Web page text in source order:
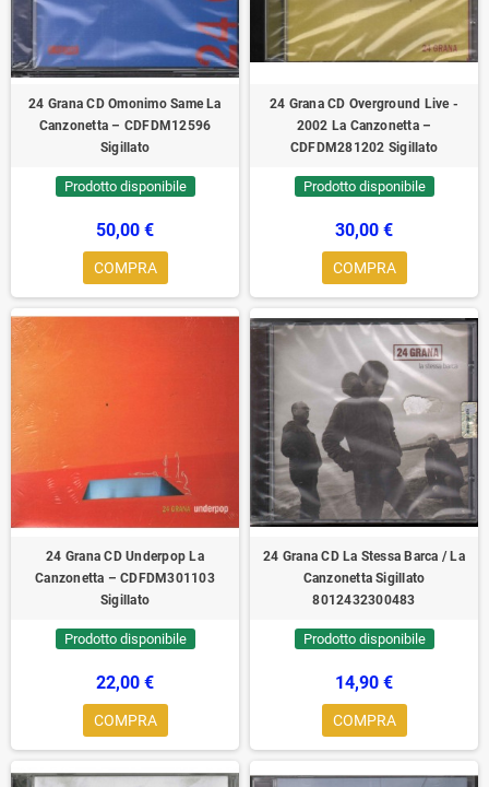
24 Grana CD Omonimo Same La
Canzonetta ‎– CDFDM12596
Sigillato
Prodotto disponibile
50,00 €
COMPRA
24 Grana CD Overground Live -
2002 La Canzonetta –
CDFDM281202 Sigillato
Prodotto disponibile
30,00 €
COMPRA
24 Grana CD Underpop La
Canzonetta – CDFDM301103
Sigillato
Prodotto disponibile
22,00 €
COMPRA
24 Grana CD‎ La Stessa Barca / La
Canzonetta Sigillato
8012432300483
Prodotto disponibile
14,90 €
COMPRA